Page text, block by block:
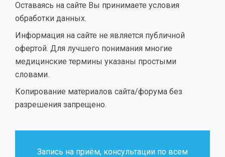
Оставаясь на сайте Вы принимаете условия
обработки данных.
Информация на сайте не является публичной
офертой. Для лучшего понимания многие
медицинские термины указаны простыми
словами.
Копирование материалов сайта/форума без
разрешения запрещено.
Запись на приём, консультации по всем